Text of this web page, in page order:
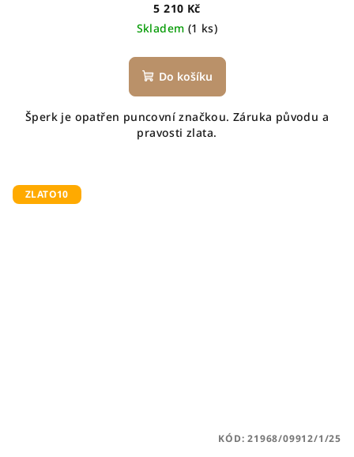
5 210 Kč
Skladem (1 ks)
Do košíku
Šperk je opatřen puncovní značkou. Záruka původu a
pravosti zlata.
ZLATO10
KÓD:21968/09912/1/25